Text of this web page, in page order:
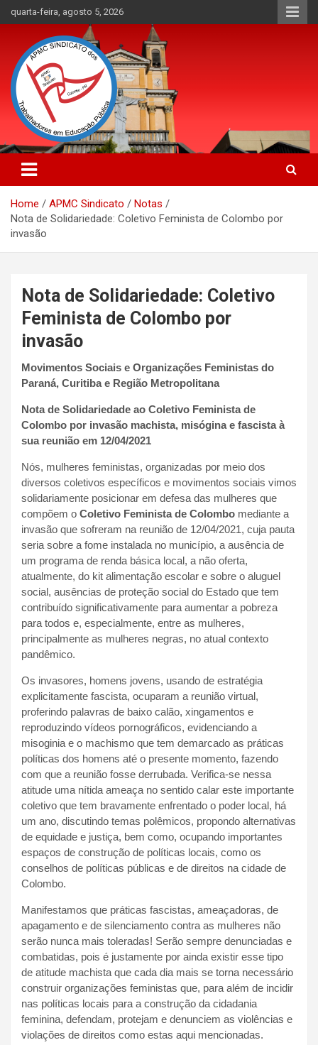
to
quarta-feira, agosto 5, 2026
APMC Sindicato: Sindicato dos
Trabalhadores em Educação
Pública
APMC Sindicato dos Trabalhadores em educação pública do
município de Colombo, Estado do Paraná. Nenhum Direito a
Menos!
Home
APMC Sindicato
Notas
Nota de Solidariedade: Coletivo Feminista de Colombo por
invasão
Nota de Solidariedade: Coletivo
Feminista de Colombo por
invasão
Movimentos Sociais e Organizações Feministas do
Paraná, Curitiba e Região Metropolitana
Nota de Solidariedade ao Coletivo Feminista de
Colombo por invasão machista, misógina e fascista à
sua reunião em 12/04/2021
Nós, mulheres feministas, organizadas por meio dos
diversos coletivos específicos e movimentos sociais vimos
solidariamente posicionar em defesa das mulheres que
compõem o Coletivo Feminista de Colombo mediante a
invasão que sofreram na reunião de 12/04/2021, cuja pauta
seria sobre a fome instalada no município, a ausência de
um programa de renda básica local, a não oferta,
atualmente, do kit alimentação escolar e sobre o aluguel
social, ausências de proteção social do Estado que tem
contribuído significativamente para aumentar a pobreza
para todos e, especialmente, entre as mulheres,
principalmente as mulheres negras, no atual contexto
pandêmico.
Os invasores, homens jovens, usando de estratégia
explicitamente fascista, ocuparam a reunião virtual,
proferindo palavras de baixo calão, xingamentos e
reproduzindo vídeos pornográficos, evidenciando a
misoginia e o machismo que tem demarcado as práticas
políticas dos homens até o presente momento, fazendo
com que a reunião fosse derrubada. Verifica-se nessa
atitude uma nítida ameaça no sentido calar este importante
coletivo que tem bravamente enfrentado o poder local, há
um ano, discutindo temas polêmicos, propondo alternativas
de equidade e justiça, bem como, ocupando importantes
espaços de construção de políticas locais, como os
conselhos de políticas públicas e de direitos na cidade de
Colombo.
Manifestamos que práticas fascistas, ameaçadoras, de
apagamento e de silenciamento contra as mulheres não
serão nunca mais toleradas! Serão sempre denunciadas e
combatidas, pois é justamente por ainda existir esse tipo
de atitude machista que cada dia mais se torna necessário
construir organizações feministas que, para além de incidir
nas políticas locais para a construção da cidadania
feminina, defendam, protejam e denunciem as violências e
violações de direitos como estas aqui mencionadas.